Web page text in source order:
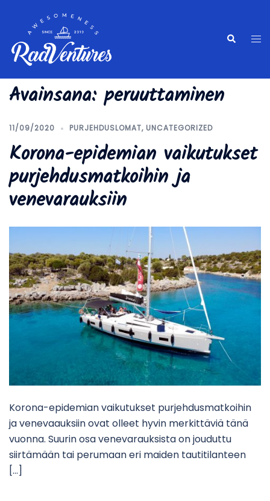
content
Search
Avainsana:peruuttaminen
11/09/2020 PURJEHDUSLOMAT, UNCATEGORIZED
Korona-epidemian vaikutukset
purjehdusmatkoihin ja
venevarauksiin
Korona-epidemian vaikutukset purjehdusmatkoihin
ja venevaauksiin ovat olleet hyvin merkittäviä tänä
vuonna. Suurin osa venevarauksista on jouduttu
siirtämään tai perumaan eri maiden tautitilanteen
[…]